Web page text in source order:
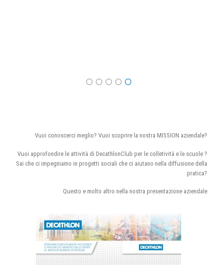
Vuoi conoscerci meglio? Vuoi scoprire la nostra MISSION aziendale?
Vuoi approfondire le attività di DecathlonClub per le colletività e le scuole ?
Sai che ci impegniamo in progetti sociali che ci aiutano nella diffusione della
pratica?
Questo e molto altro nella nostra presentazione aziendale